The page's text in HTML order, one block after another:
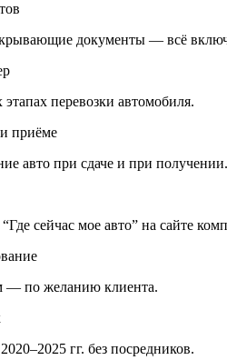
документы — всё
перевозки автомобиля.
приёме
авто при сдаче и при получении.
сейчас мое авто” на сайте
— по желанию клиента.
гг. без посредников.